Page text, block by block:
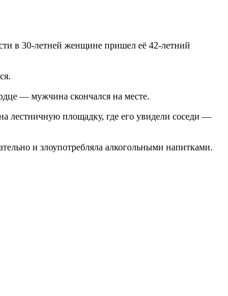
в 30-летней женщине пришел её 42-летний
— мужчина скончался на месте.
лестничную площадку, где его увидели соседи —
и злоупотребляла алкогольными напитками.